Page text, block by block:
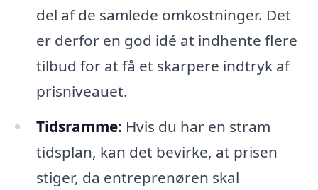
del af de samlede omkostninger. Det
er derfor en god idé at indhente flere
tilbud for at få et skarpere indtryk af
prisniveauet.
Tidsramme: Hvis du har en stram
tidsplan, kan det bevirke, at prisen
stiger, da entreprenøren skal